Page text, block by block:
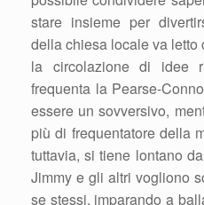
stare insieme per
della chiesa locale va
la circolazione di idee
frequenta la Pearse-
essere un sovversivo,
più di frequentatore della
tuttavia, si tiene lontano
Jimmy e gli altri vogliono
se stessi, imparando a